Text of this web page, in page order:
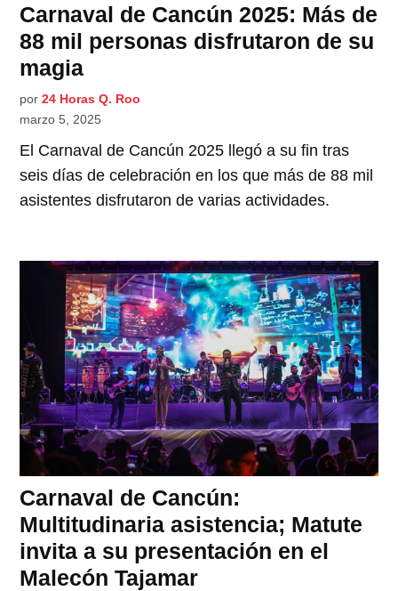
Carnaval de Cancún 2025: Más de
88 mil personas disfrutaron de su
magia
por 24 Horas Q. Roo
marzo 5, 2025
El Carnaval de Cancún 2025 llegó a su fin tras
seis días de celebración en los que más de 88 mil
asistentes disfrutaron de varias actividades.
Carnaval de Cancún:
Multitudinaria asistencia; Matute
invita a su presentación en el
Malecón Tajamar